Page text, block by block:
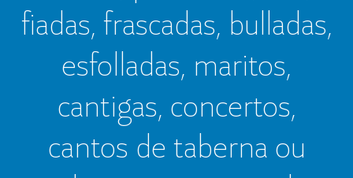
fiadas, frascadas, bulladas,
esfolladas, maritos,
cantigas, concertos,
cantos de taberna ou